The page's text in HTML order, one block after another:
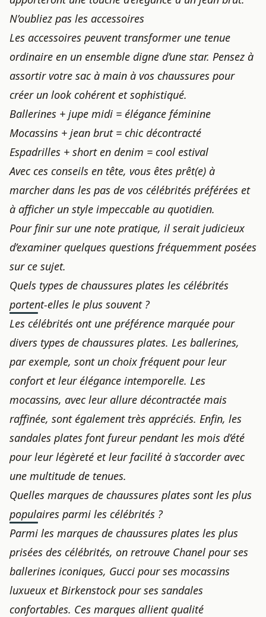
N’oubliez pas les accessoires
Les accessoires peuvent transformer une tenue
ordinaire en un ensemble digne d’une star. Pensez à
assortir votre sac à main à vos chaussures pour
créer un look cohérent et sophistiqué.
Ballerines + jupe midi = élégance féminine
Mocassins + jean brut = chic décontracté
Espadrilles + short en denim = cool estival
Avec ces conseils en tête, vous êtes prêt(e) à
marcher dans les pas de vos célébrités préférées et
à afficher un style impeccable au quotidien.
Pour finir sur une note pratique, il serait judicieux
d’examiner quelques questions fréquemment posées
sur ce sujet.
Quels types de chaussures plates les célébrités
portent-elles le plus souvent ?
Les célébrités ont une préférence marquée pour
divers types de chaussures plates. Les ballerines,
par exemple, sont un choix fréquent pour leur
confort et leur élégance intemporelle. Les
mocassins, avec leur allure décontractée mais
raffinée, sont également très appréciés. Enfin, les
sandales plates font fureur pendant les mois d’été
pour leur légèreté et leur facilité à s’accorder avec
une multitude de tenues.
Quelles marques de chaussures plates sont les plus
populaires parmi les célébrités ?
Parmi les marques de chaussures plates les plus
prisées des célébrités, on retrouve Chanel pour ses
ballerines iconiques, Gucci pour ses mocassins
luxueux et Birkenstock pour ses sandales
confortables. Ces marques allient qualité